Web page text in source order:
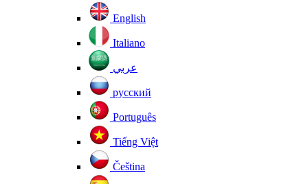
English
Italiano
عربي
русский
Português
Tiếng Việt
Čeština